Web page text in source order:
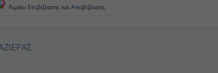
Λιμάνι Επιβίβασης και Αποβίβασης